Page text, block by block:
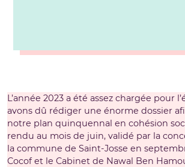
L’année 2023 a été assez chargée pour
avons dû rédiger une énorme dossier
notre plan quinquennal en cohésion
rendu au mois de juin, validé par la
la commune de Saint-Josse en
Cocof et le Cabinet de Nawal Ben